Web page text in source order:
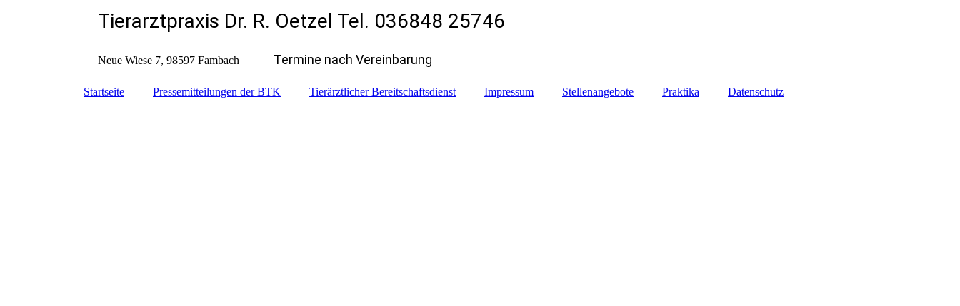
Tierarztpraxis Dr. R. Oetzel Tel. 036848 25746
Neue Wiese 7, 98597 Fambach Termine nach Vereinbarung
Startseite Pressemitteilungen der BTK Tierärztlicher Bereitschaftsdienst Impressum Stellenangebote Praktika Datenschutz